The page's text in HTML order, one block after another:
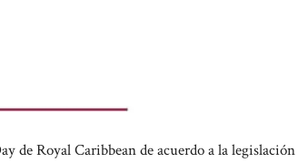
de Royal Caribbean de acuerdo a la legislación